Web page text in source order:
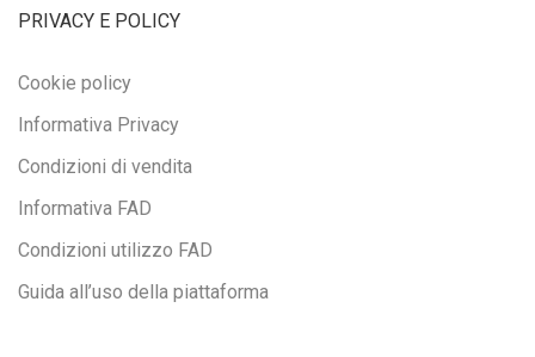
PRIVACY E POLICY
Cookie policy
Informativa Privacy
Condizioni di vendita
Informativa FAD
Condizioni utilizzo FAD
Guida all’uso della piattaforma